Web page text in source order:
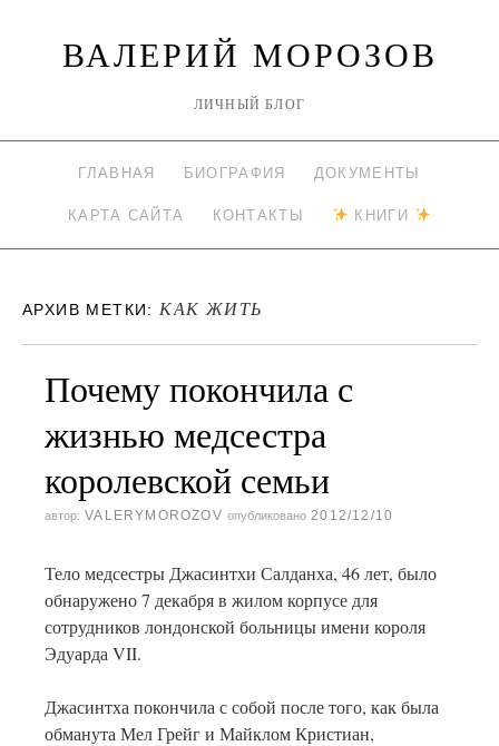
ВАЛЕРИЙ МОРОЗОВ
ЛИЧНЫЙ БЛОГ
ГЛАВНАЯ БИОГРАФИЯ ДОКУМЕНТЫ
КАРТА САЙТА КОНТАКТЫ КНИГИ
АРХИВ МЕТКИ: КАК ЖИТЬ
Почему покончила с
жизнью медсестра
королевской семьи
автор: VALERYMOROZOV опубликовано 2012/12/10
Тело медсестры Джасинтхи Салданха, 46 лет, было
обнаружено 7 декабря в жилом корпусе для
сотрудников лондонской больницы имени короля
Эдуарда VII.
Джасинтха покончила с собой после того, как была
обманута Мел Грейг и Майклом Кристиан,